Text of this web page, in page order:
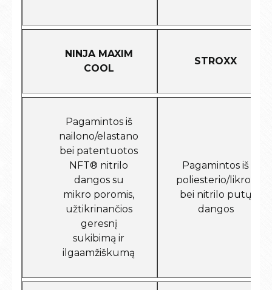
NINJA MAXIM
COOL
STROXX
Pagamintos iš
nailono/elastano
bei patentuotos
NFT® nitrilo
dangos su
mikro poromis,
užtikrinančios
geresnį
sukibimą ir
ilgaamžiškumą
Pagamintos iš
poliesterio/likros
bei nitrilo putų
dangos